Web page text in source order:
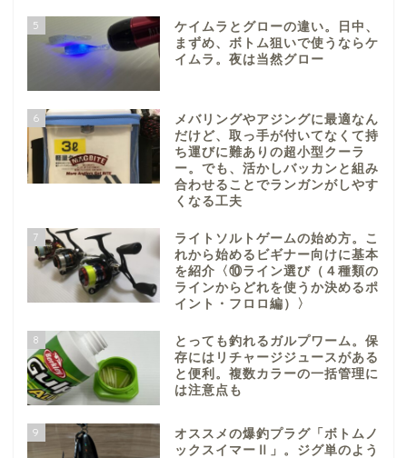
5
ケイムラとグローの違い。日中、
まずめ、ボトム狙いで使うならケ
イムラ。夜は当然グロー
6
メバリングやアジングに最適なん
だけど、取っ手が付いてなくて持
ち運びに難ありの超小型クーラ
ー。でも、活かしバッカンと組み
合わせることでランガンがしやす
くなる工夫
7
ライトソルトゲームの始め方。こ
れから始めるビギナー向けに基本
を紹介〈⑩ライン選び（４種類の
ラインからどれを使うか決めるポ
イント・フロロ編）〉
8
とっても釣れるガルプワーム。保
存にはリチャージジュースがある
と便利。複数カラーの一括管理に
は注意点も
9
オススメの爆釣プラグ「ボトムノ
ックスイマーⅡ」。ジグ単のよう